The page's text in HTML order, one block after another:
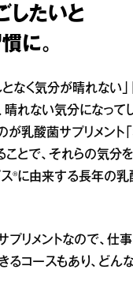
したいと
に。
なく気分が晴れない
晴れない気分になっ
乳酸菌サプリメント
とで、それらの気分
®に由来する長年の
プリメントなので、
るコースもあり、どん